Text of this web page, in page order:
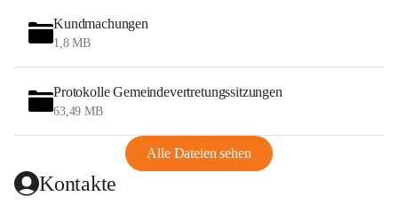
Kundmachungen
1,8 MB
Protokolle Gemeindevertretungssitzungen
63,49 MB
Alle Dateien sehen
Kontakte